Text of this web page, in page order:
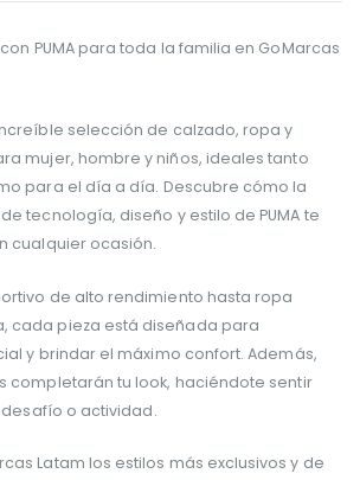
PUMA para toda la familia en GoMarcas
selección de calzado, ropa y
mujer, hombre y niños, ideales tanto
para el día a día. Descubre cómo la
tecnología, diseño y estilo de PUMA te
cualquier ocasión.
de alto rendimiento hasta ropa
cada pieza está diseñada para
y brindar el máximo confort. Además,
completarán tu look, haciéndote sentir
o actividad.
Latam los estilos más exclusivos y de